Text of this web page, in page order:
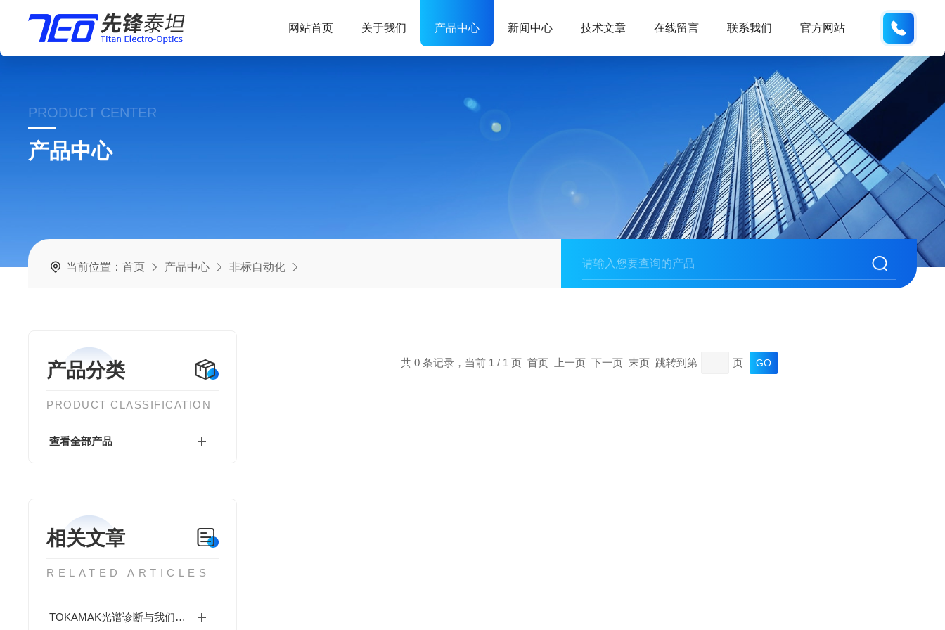
网站首页 关于我们 产品中心 新闻中心 技术文章 在线留言 联系我们 官方网站
PRODUCT CENTER
产品中心
当前位置：首页 产品中心 非标自动化
产品分类
PRODUCT CLASSIFICATION
查看全部产品
相关文章
RELATED ARTICLES
TOKAMAK光谱诊断与我们的产品
共 0 条记录，当前 1 / 1 页 首页 上一页 下一页 末页 跳转到第 页